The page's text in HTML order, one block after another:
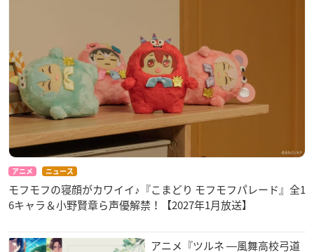
アニメ ニュース
モフモフの寝顔がカワイイ♪『こまどり モフモフパレード』全1
6キャラ＆小野賢章ら声優解禁！【2027年1月放送】
アニメ『ツルネ ―風舞高校弓道